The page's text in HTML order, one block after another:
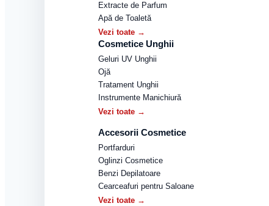
Extracte de Parfum
Apă de Toaletă
Vezi toate →
Cosmetice Unghii
Geluri UV Unghii
Ojă
Tratament Unghii
Instrumente Manichiură
Vezi toate →
Accesorii Cosmetice
Portfarduri
Oglinzi Cosmetice
Benzi Depilatoare
Cearceafuri pentru Saloane
Vezi toate →